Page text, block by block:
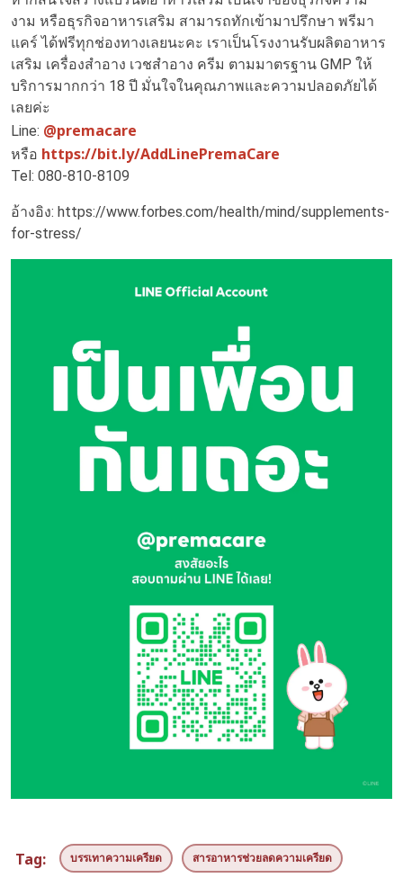
งาม หรือธุรกิจอาหารเสริม สามารถทักเข้ามาปรึกษา พรีมา
แคร์ ได้ฟรีทุกช่องทางเลยนะคะ เราเป็นโรงงานรับผลิตอาหาร
เสริม เครื่องสำอาง เวชสำอาง ครีม ตามมาตรฐาน GMP ให้
บริการมากกว่า 18 ปี มั่นใจในคุณภาพและความปลอดภัยได้
เลยค่ะ
Line: @premacare
หรือ https://bit.ly/AddLinePremaCare
Tel: 080-810-8109
อ้างอิง: https://www.forbes.com/health/mind/supplements-
for-stress/
Tag: บรรเทาความเครียด สารอาหารช่วยลดความเครียด